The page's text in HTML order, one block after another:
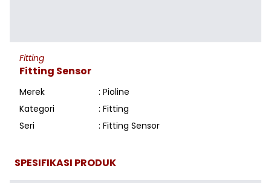
Fitting
Fitting Sensor
Merek
: Pioline
Kategori
: Fitting
Seri
: Fitting Sensor
SPESIFIKASI PRODUK